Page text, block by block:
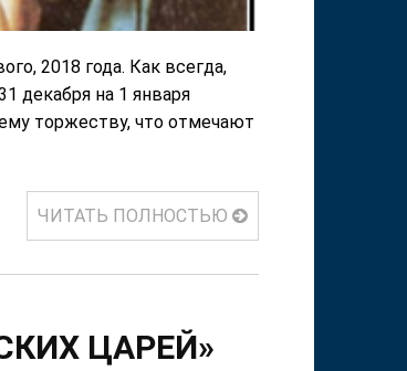
2018 года. Как всегда,
декабря на 1 января
торжеству, что отмечают
ЧИТАТЬ ПОЛНОСТЬЮ
ЦАРЕЙ»